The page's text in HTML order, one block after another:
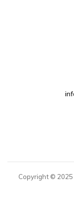
Copyright © 2025